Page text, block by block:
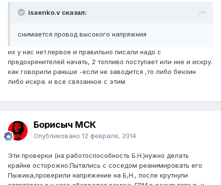
isaenko.v сказал:
снимается провод высокого напряжния
их у нас нет.первое и правильно писали надо с
предохренителей начать, 2 топливо поступает или нне и искру.
как говорили раньше -если не заводится ,то либо бензин
либо искра. и все связанное с этим
Борисыч МСК
Опубликовано 12 февраля, 2014
Эти проверки (на работоспособность Б.Н.)нужно делать
крайне осторожно.Пытались с соседом реанимировать его
Пыжика,проверили напряжение на Б,Н., после крутнули